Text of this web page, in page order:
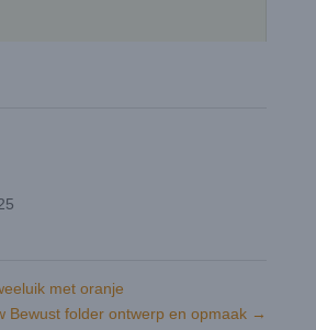
met oranje
Bewust folder ontwerp en opmaak →